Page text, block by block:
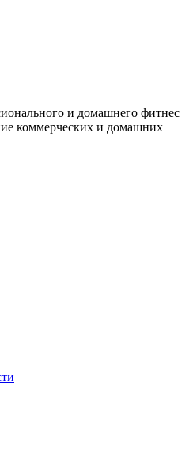
и домашнего фитнес
коммерческих и домашних